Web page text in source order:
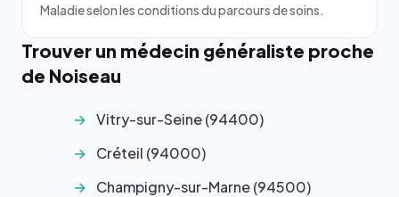
Maladie selon les conditions du parcours de soins.
Trouver un médecin généraliste proche
de Noiseau
Vitry-sur-Seine (94400)
Créteil (94000)
Champigny-sur-Marne (94500)